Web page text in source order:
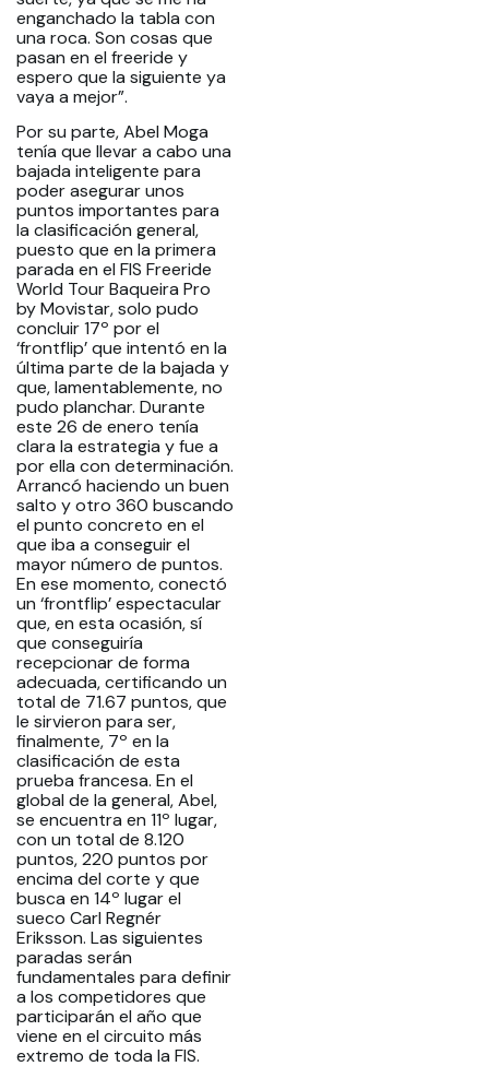
enganchado la tabla con
una roca. Son cosas que
pasan en el freeride y
espero que la siguiente ya
vaya a mejor”.
Por su parte, Abel Moga
tenía que llevar a cabo una
bajada inteligente para
poder asegurar unos
puntos importantes para
la clasificación general,
puesto que en la primera
parada en el FIS Freeride
World Tour Baqueira Pro
by Movistar, solo pudo
concluir 17º por el
‘frontflip’ que intentó en la
última parte de la bajada y
que, lamentablemente, no
pudo planchar. Durante
este 26 de enero tenía
clara la estrategia y fue a
por ella con determinación.
Arrancó haciendo un buen
salto y otro 360 buscando
el punto concreto en el
que iba a conseguir el
mayor número de puntos.
En ese momento, conectó
un ‘frontflip’ espectacular
que, en esta ocasión, sí
que conseguiría
recepcionar de forma
adecuada, certificando un
total de 71.67 puntos, que
le sirvieron para ser,
finalmente, 7º en la
clasificación de esta
prueba francesa. En el
global de la general, Abel,
se encuentra en 11º lugar,
con un total de 8.120
puntos, 220 puntos por
encima del corte y que
busca en 14º lugar el
sueco Carl Regnér
Eriksson. Las siguientes
paradas serán
fundamentales para definir
a los competidores que
participarán el año que
viene en el circuito más
extremo de toda la FIS.